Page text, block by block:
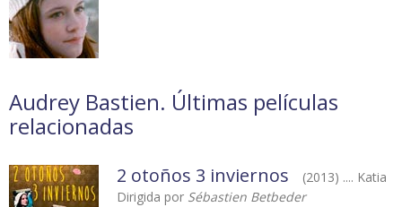
Audrey Bastien. Últimas películas
relacionadas
2 otoños 3 inviernos
(2013) .... Katia
Dirigida por Sébastien Betbeder